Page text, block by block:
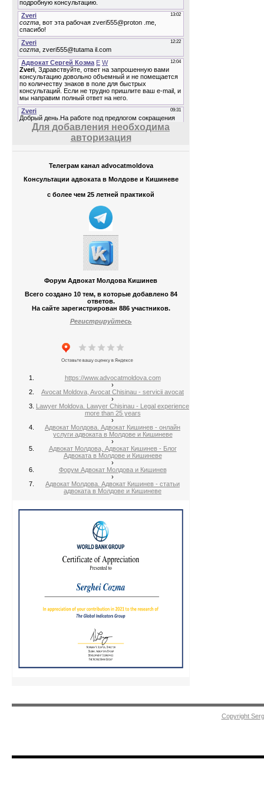
Для добавления необходима
авторизация
Телеграм канал advocatmoldova
Консультации адвоката в Молдове и Кишиневе
с более чем 25 летней практикой
Форум Адвокат Молдова Кишинев
Всего создано 10 тем, в которые добавлено 84
ответов.
На сайте зарегистрирован 886 участников.
Регистрируйтесь
https://www.advocatmoldova.com
›
Avocat Moldova, Avocat Chisinau - servicii avocat
›
Lawyer Moldova. Lawyer Chisinau - Legal experience
more than 25 years
›
Адвокат Молдова. Адвокат Кишинев - онлайн
услуги адвоката в Молдове и Кишиневе
›
Адвокат Молдова, Адвокат Кишинев - Блог
Адвоката в Молдове и Кишиневе
›
Форум Адвокат Молдова и Кишинев
›
Адвокат Молдова. Адвокат Кишинев - статьи
адвоката в Молдове и Кишиневе
Copyright